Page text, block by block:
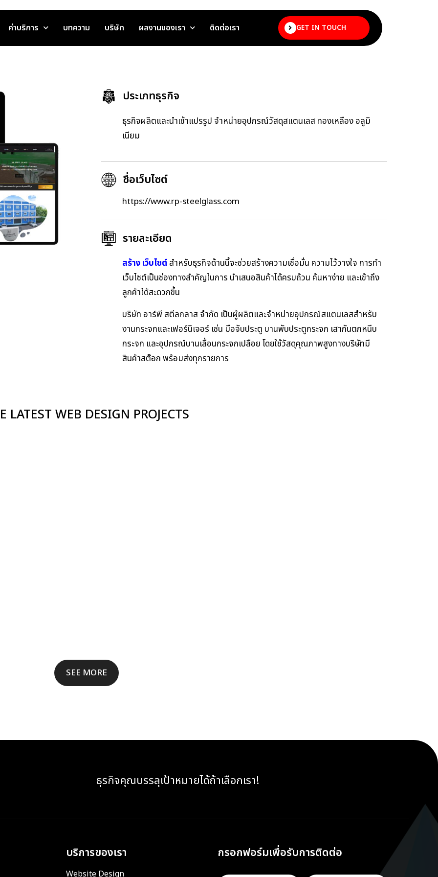
ค่าบริการ บทความ บริษัท ผลงานของเรา ติดต่อเรา GET IN TOUCH
ประเภทธุรกิจ
ธุรกิจผลิตและนำเข้าแปรรูป จำหน่ายอุปกรณ์วัสดุสแตนเลส ทองเหลือง อลูมิ
เนียม
ชื่อเว็บไซต์
https://www.rp-steelglass.com
รายละเอียด
สร้าง เว็บไซต์สำหรับธุรกิจด้านนี้จะช่วยสร้างความเชื่อมั่น ความไว้วางใจ การทำ
เว็บไซต์เป็นช่องทางสำคัญในการ นำเสนอสินค้าได้ครบถ้วน ค้นหาง่าย และเข้าถึง
ลูกค้าได้สะดวกขึ้น
บริษัท อาร์พี สตีลกลาส จำกัด เป็นผู้ผลิตและจำหน่ายอุปกรณ์สแตนเลสสำหรับ
งานกระจกและเฟอร์นิเจอร์ เช่น มือจับประตู บานพับประตูกระจก เสากันตกหนีบ
กระจก และอุปกรณ์บานเลื่อนกระจกเปลือย โดยใช้วัสดุคุณภาพสูงทางบริษัทมี
สินค้าสต๊อก พร้อมส่งทุกรายการ
LATEST WEB DESIGN PROJECTS
SEE MORE
ธุรกิจคุณบรรลุเป้าหมายได้ถ้าเลือกเรา!
บริการของเรา
Website Design
กรอกฟอร์มเพื่อรับการติดต่อ